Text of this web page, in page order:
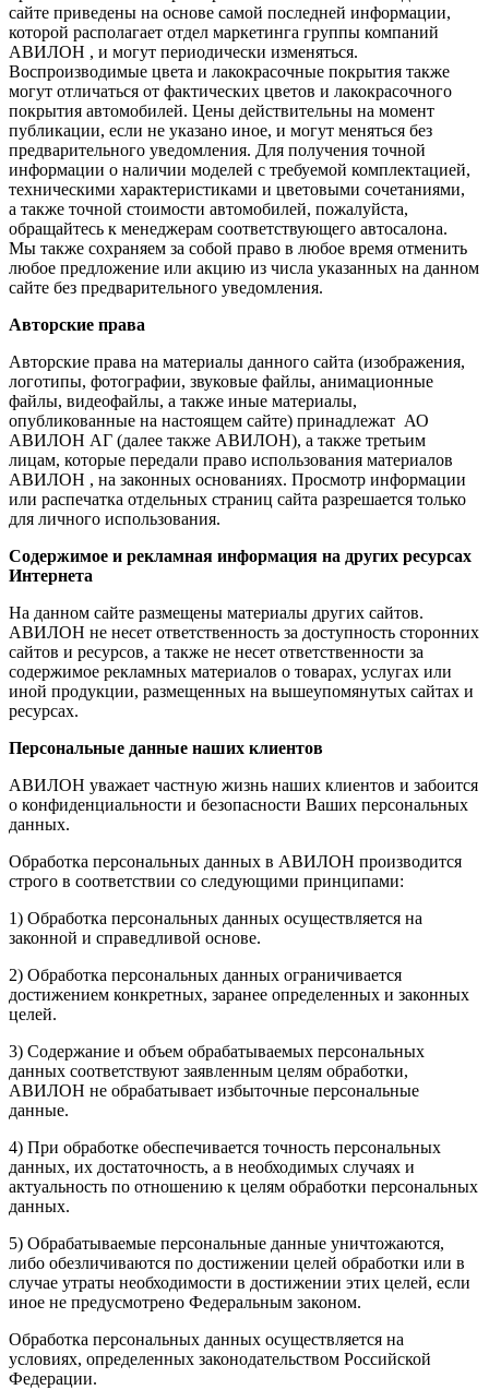
сайте приведены на основе самой последней информации,
которой располагает отдел маркетинга группы компаний
АВИЛОН , и могут периодически изменяться.
Воспроизводимые цвета и лакокрасочные покрытия также
могут отличаться от фактических цветов и лакокрасочного
покрытия автомобилей. Цены действительны на момент
публикации, если не указано иное, и могут меняться без
предварительного уведомления. Для получения точной
информации о наличии моделей с требуемой комплектацией,
техническими характеристиками и цветовыми сочетаниями,
а также точной стоимости автомобилей, пожалуйста,
обращайтесь к менеджерам соответствующего автосалона.
Мы также сохраняем за собой право в любое время отменить
любое предложение или акцию из числа указанных на данном
сайте без предварительного уведомления.
Авторские права
Авторские права на материалы данного сайта (изображения,
логотипы, фотографии, звуковые файлы, анимационные
файлы, видеофайлы, а также иные материалы,
опубликованные на настоящем сайте) принадлежат АО
АВИЛОН АГ (далее также АВИЛОН), а также третьим
лицам, которые передали право использования материалов
АВИЛОН , на законных основаниях. Просмотр информации
или распечатка отдельных страниц сайта разрешается только
для личного использования.
Содержимое и рекламная информация на других ресурсах
Интернета
На данном сайте размещены материалы других сайтов.
АВИЛОН не несет ответственность за доступность сторонних
сайтов и ресурсов, а также не несет ответственности за
содержимое рекламных материалов о товарах, услугах или
иной продукции, размещенных на вышеупомянутых сайтах и
ресурсах.
Персональные данные наших клиентов
АВИЛОН уважает частную жизнь наших клиентов и забоится
о конфиденциальности и безопасности Ваших персональных
данных.
Обработка персональных данных в АВИЛОН производится
строго в соответствии со следующими принципами:
1) Обработка персональных данных осуществляется на
законной и справедливой основе.
2) Обработка персональных данных ограничивается
достижением конкретных, заранее определенных и законных
целей.
3) Содержание и объем обрабатываемых персональных
данных соответствуют заявленным целям обработки,
АВИЛОН не обрабатывает избыточные персональные
данные.
4) При обработке обеспечивается точность персональных
данных, их достаточность, а в необходимых случаях и
актуальность по отношению к целям обработки персональных
данных.
5) Обрабатываемые персональные данные уничтожаются,
либо обезличиваются по достижении целей обработки или в
случае утраты необходимости в достижении этих целей, если
иное не предусмотрено Федеральным законом.
Обработка персональных данных осуществляется на
условиях, определенных законодательством Российской
Федерации.